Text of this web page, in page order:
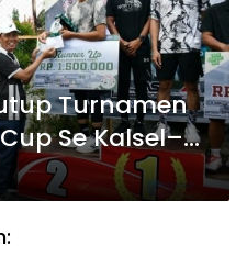
Turnamen
Se Kalsel–